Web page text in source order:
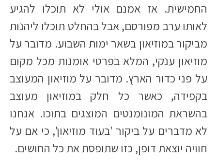
החמישית. אז אמנם אולי לא תוכלו להגיע
לאותו ערב מפורסם, אבל בהחלט תוכלו ליהנות
מביקור במוזיאון בשאר ימות השבוע. מדובר על
מוזיאון ענקי, המלא בפרטי אומנות מכל מקום
על פני כדור הארץ. מדובר על מוזיאון המעוצב
בקפידה, כאשר כל חלק במוזיאון מעוצב
בהשראת המונומנטים המוצגים בתוכו. אנחנו
לא מדברים על ביקור 'בעוד מוזיאון', כי אם על
חוויה יוצאת דופן, כזו שתופסת את כל החושים.